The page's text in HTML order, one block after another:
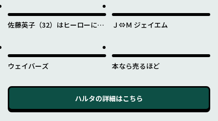
佐藤英子（32）はヒーローにな
Ｊ⇔Ｍ ジェイエム
ウェイバーズ 本なら売るほど
ハルタの詳細はこちら